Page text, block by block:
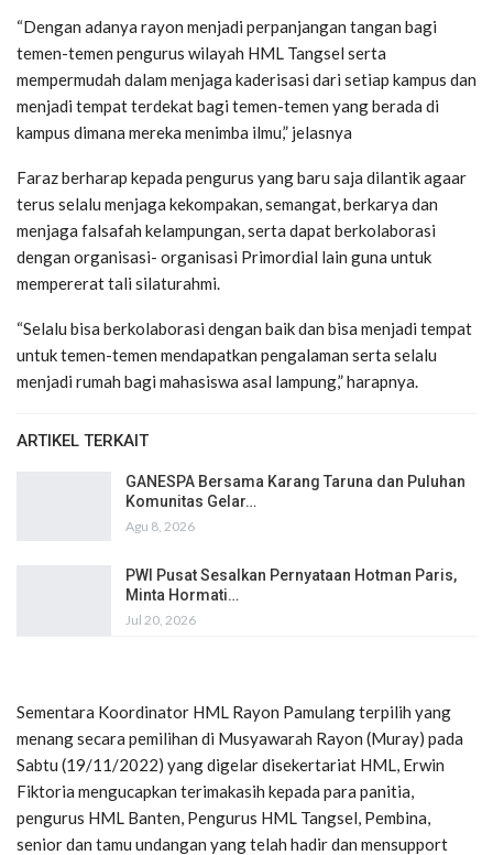
“Dengan adanya rayon menjadi perpanjangan tangan bagi
temen-temen pengurus wilayah HML Tangsel serta
mempermudah dalam menjaga kaderisasi dari setiap kampus dan
menjadi tempat terdekat bagi temen-temen yang berada di
kampus dimana mereka menimba ilmu,” jelasnya
Faraz berharap kepada pengurus yang baru saja dilantik agaar
terus selalu menjaga kekompakan, semangat, berkarya dan
menjaga falsafah kelampungan, serta dapat berkolaborasi
dengan organisasi- organisasi Primordial lain guna untuk
mempererat tali silaturahmi.
“Selalu bisa berkolaborasi dengan baik dan bisa menjadi tempat
untuk temen-temen mendapatkan pengalaman serta selalu
menjadi rumah bagi mahasiswa asal lampung,” harapnya.
ARTIKEL TERKAIT
GANESPA Bersama Karang Taruna dan Puluhan
Komunitas Gelar…
Agu 8, 2026
PWI Pusat Sesalkan Pernyataan Hotman Paris,
Minta Hormati…
Jul 20, 2026
Sementara Koordinator HML Rayon Pamulang terpilih yang
menang secara pemilihan di Musyawarah Rayon (Muray) pada
Sabtu (19/11/2022) yang digelar disekertariat HML, Erwin
Fiktoria mengucapkan terimakasih kepada para panitia,
pengurus HML Banten, Pengurus HML Tangsel, Pembina,
senior dan tamu undangan yang telah hadir dan mensupport